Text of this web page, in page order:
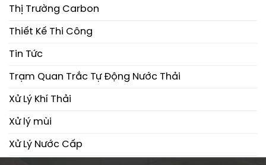
Thị Trường Carbon
Thiết Kế Thi Công
Tin Tức
Trạm Quan Trắc Tự Động Nước Thải
Xử Lý Khí Thải
Xử lý mùi
Xử Lý Nước Cấp